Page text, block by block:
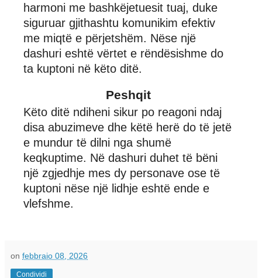
harmoni me bashkëjetuesit tuaj, duke
siguruar gjithashtu komunikim efektiv
me miqtë e përjetshëm. Nëse një
dashuri eshtë vërtet e rëndësishme do
ta kuptoni në këto ditë.
Peshqit
Këto ditë ndiheni sikur po reagoni ndaj
disa abuzimeve dhe këtë herë do të jetë
e mundur të dilni nga shumë
keqkuptime. Në dashuri duhet të bëni
një zgjedhje mes dy personave ose të
kuptoni nëse një lidhje eshtë ende e
vlefshme.
on febbraio 08, 2026
Condividi